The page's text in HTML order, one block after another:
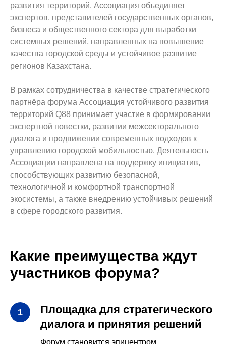
развития территорий. Ассоциация объединяет
экспертов, представителей государственных органов,
бизнеса и общественного сектора для выработки
системных решений, направленных на повышение
качества городской среды и устойчивое развитие
регионов Казахстана.
В рамках сотрудничества в качестве стратегического
партнёра форума Ассоциация устойчивого развития
территорий Q88 принимает участие в формировании
экспертной повестки, развитии межсекторального
диалога и продвижении современных подходов к
управлению городской мобильностью. Деятельность
Ассоциации направлена на поддержку инициатив,
способствующих развитию безопасной,
технологичной и комфортной транспортной
экосистемы, а также внедрению устойчивых решений
в сфере городского развития.
Какие преимущества ждут
участников форума?
Площадка для стратегического
диалога и принятия решений
Форум становится эпицентром